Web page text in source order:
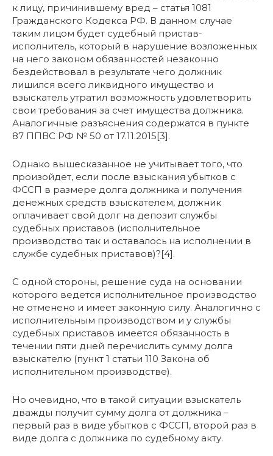
к лицу, причинившему вред – статья 1081
Гражданского Кодекса РФ. В данном случае
таким лицом будет судебный пристав-
исполнитель, который в нарушение возложенных
на него законом обязанностей незаконно
бездействовал в результате чего должник
лишился всего ликвидного имущество и
взыскатель утратил возможность удовлетворить
свои требования за счет имущества должника.
Аналогичные разъяснения содержатся в пункте
87 ППВС РФ № 50 от 17.11.2015[3].
Однако вышесказанное не учитывает того, что
произойдет, если после взыскания убытков с
ФССП в размере долга должника и получения
денежных средств взыскателем, должник
оплачивает свой долг на депозит службы
судебных приставов (исполнительное
производство так и оставалось на исполнении в
службе судебных приставов)?[4].
С одной стороны, решение суда на основании
которого ведется исполнительное производство
не отменено и имеет законную силу. Аналогично с
исполнительным производством и у службы
судебных приставов имеется обязанность в
течении пяти дней перечислить сумму долга
взыскателю (пункт 1 статьи 110 Закона об
исполнительном производстве).
Но очевидно, что в такой ситуации взыскатель
дважды получит сумму долга от должника –
первый раз в виде убытков с ФССП, второй раз в
виде долга с должника по судебному акту.